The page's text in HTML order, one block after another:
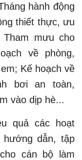
hành động
thiết thực, ưu
mưu cho
về phòng,
Kế hoạch về
bơi an toàn,
vào dịp hè...
quả các hoạt
hướng dẫn, tập
cán bộ làm